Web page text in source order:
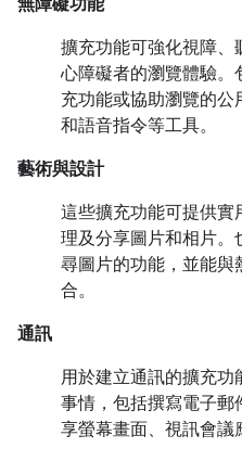
無障礙功能
擴充功能可強化視障、
心障礙者的瀏覽體驗。
充功能或協助瀏覽的
和語音指令等工具。
藝術與設計
這些擴充功能可提供實
理及分享圖片和相片。
尋圖片的功能，並能與
合。
通訊
用於建立通訊的擴充
事情，包括撰寫電子郵
享螢幕畫面、視訊會議